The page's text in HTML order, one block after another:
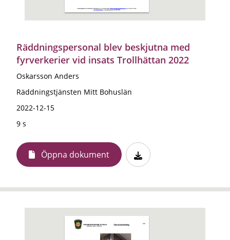
Räddningspersonal blev beskjutna med
fyrverkerier vid insats Trollhättan 2022
Oskarsson Anders
Räddningstjänsten Mitt Bohuslän
2022-12-15
9 s
Öppna dokument